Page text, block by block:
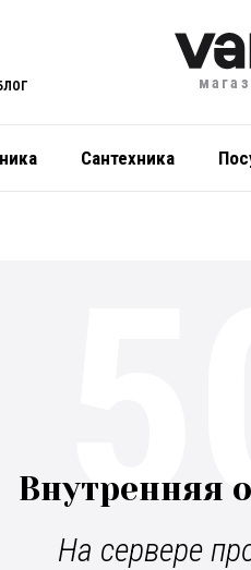
БЛОГ
Сантехника
Внутренняя
На сервере